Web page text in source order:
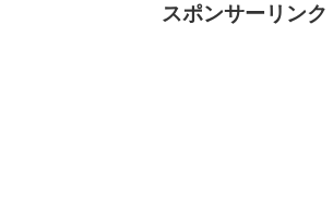
スポンサーリンク